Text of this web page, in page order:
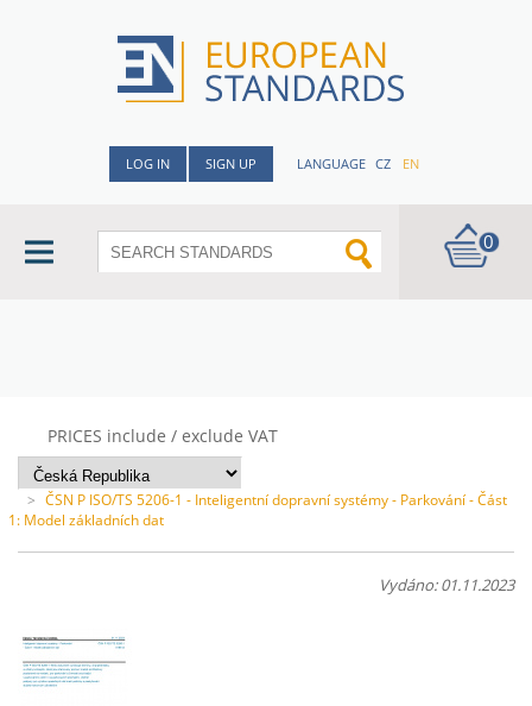
LOG IN SIGN UP LANGUAGE CZ EN
0
PRICES include / exclude VAT
> ČSN P ISO/TS 5206-1 - Inteligentní dopravní systémy - Parkování - Část
1: Model základních dat
Vydáno: 01.11.2023